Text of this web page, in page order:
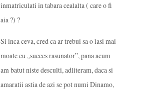
inmatriculati in tabara cealalta ( care o fi
aia ?) ?
Si inca ceva, cred ca ar trebui sa o lasi mai
moale cu „succes rasunator”, pana acum
am batut niste desculti, adliteram, daca si
amaratii astia de azi se pot numi Dinamo,